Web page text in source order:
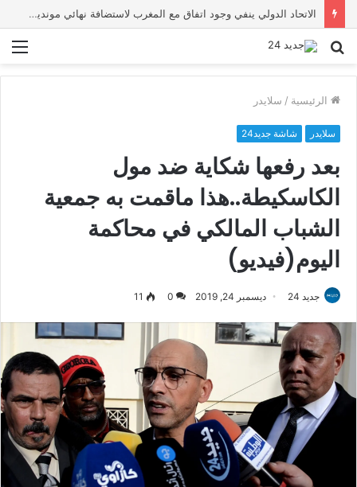
أخنوش يؤكد في المذكرة التوجيهية حول ميزانية 2027 أن ثوابت العدالة الاجتماعية والمجالية خيار استراتيجي للبلاد
بحث
الرئيسية / سلايدر
سلايدر شاشة جديد24
بعد رفعها شكاية ضد مول
الكاسكيطة..هذا ماقمت به جمعية
الشباب المالكي في محاكمة
اليوم(فيديو)
جديد 24 ديسمبر 24, 2019 0
11